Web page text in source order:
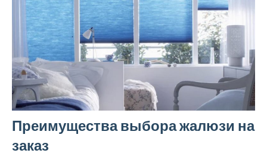
Преимущества выбора жалюзи на
заказ